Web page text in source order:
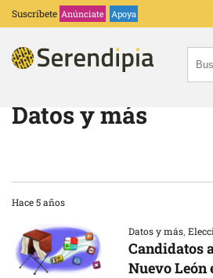
Suscríbete Anúnciate Apoya
Datos y más
Hace 5 años
Datos y más,
Candidatos
Nuevo León